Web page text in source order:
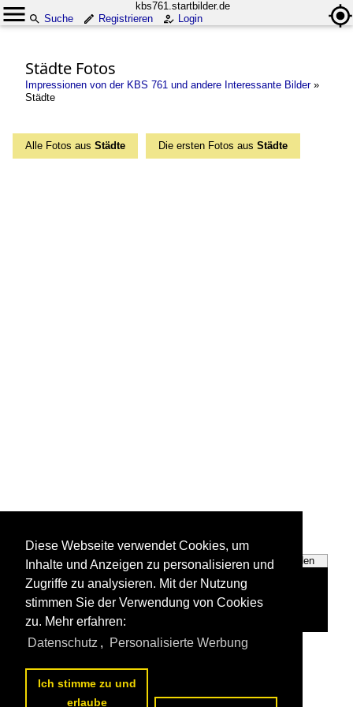
kbs761.startbilder.de
Suche
Registrieren Login
Städte Fotos
Impressionen von der KBS 761 und andere Interessante Bilder»
Städte
Alle Fotos aus Städte Die ersten Fotos aus Städte
Finnland Schweden
Alle Fotos ausStädte
Diese Webseite verwendet Cookies, um
Inhalte und Anzeigen zu personalisieren und
Zugriffe zu analysieren. Mit der Nutzung
stimmen Sie der Verwendung von Cookies
zu. Mehr erfahren:
Datenschutz , Personalisierte Werbung
Ich stimme zu und
erlaube